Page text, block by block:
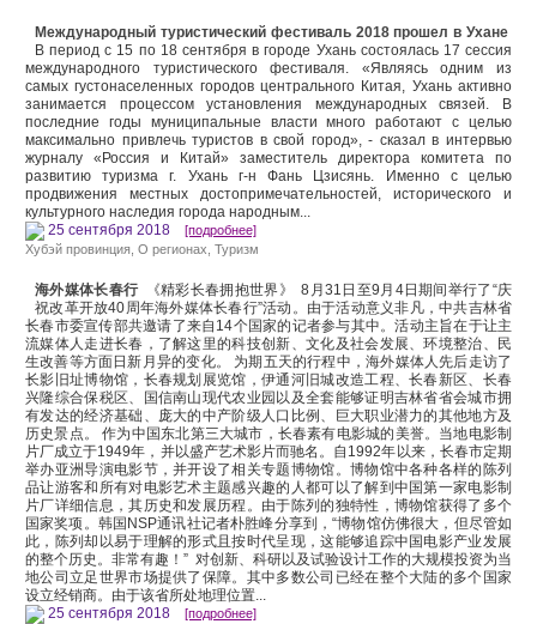
Международный туристический фестиваль 2018 прошел в Ухане
В период с 15 по 18 сентября в городе Ухань состоялась 17 сессия
международного туристического фестиваля. «Являясь одним из
самых густонаселенных городов центрального Китая, Ухань активно
занимается процессом установления международных связей. В
последние годы муниципальные власти много работают с целью
максимально привлечь туристов в свой город», - сказал в интервью
журналу «Россия и Китай» заместитель директора комитета по
развитию туризма г. Ухань г-н Фань Цзисянь. Именно с целью
продвижения местных достопримечательностей, исторического и
культурного наследия города народным...
25 сентября 2018 [подробнее]
Хубэй провинция О регионах Туризм
海外媒体长春行《精彩长春拥抱世界》 8月31日至9月4日期间举行了“庆
祝改革开放40周年海外媒体长春行”活动。由于活动意义非凡，中共吉林省
长春市委宣传部共邀请了来自14个国家的记者参与其中。活动主旨在于让主
流媒体人走进长春，了解这里的科技创新、文化及社会发展、环境整治、民
生改善等方面日新月异的变化。 为期五天的行程中，海外媒体人先后走访了
长影旧址博物馆，长春规划展览馆，伊通河旧城改造工程、长春新区、长春
兴隆综合保税区、国信南山现代农业园以及全套能够证明吉林省省会城市拥
有发达的经济基础、庞大的中产阶级人口比例、巨大职业潜力的其他地方及
历史景点。 作为中国东北第三大城市，长春素有电影城的美誉。当地电影制
片厂成立于1949年，并以盛产艺术影片而驰名。自1992年以来，长春市定期
举办亚洲导演电影节，并开设了相关专题博物馆。博物馆中各种各样的陈列
品让游客和所有对电影艺术主题感兴趣的人都可以了解到中国第一家电影制
片厂详细信息，其历史和发展历程。由于陈列的独特性，博物馆获得了多个
国家奖项。韩国NSP通讯社记者朴胜峰分享到，“博物馆仿佛很大，但尽管如
此，陈列却以易于理解的形式且按时代呈现，这能够追踪中国电影产业发展
的整个历史。非常有趣！” 对创新、科研以及试验设计工作的大规模投资为当
地公司立足世界市场提供了保障。其中多数公司已经在整个大陆的多个国家
设立经销商。由于该省所处地理位置...
25 сентября 2018 [подробнее]